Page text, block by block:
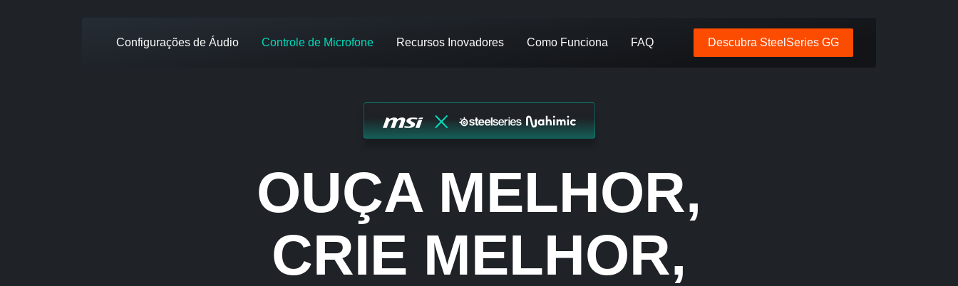
Configurações de Áudio Controle de Microfone Recursos Inovadores Como Funciona FAQ Descubra SteelSeries GG
OUÇA MELHOR,
CRIE MELHOR,